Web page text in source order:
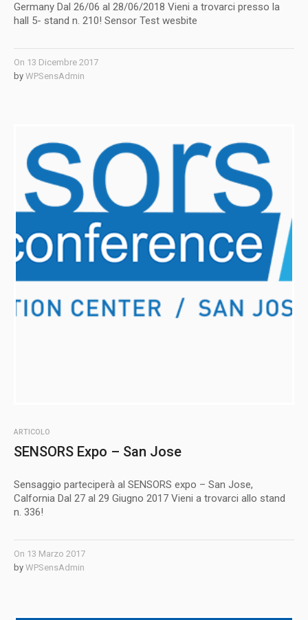
Germany Dal 26/06 al 28/06/2018 Vieni a trovarci presso la
hall 5- stand n. 210! Sensor Test wesbite
On 13 Dicembre 2017
by WPSensAdmin
ARTICOLO
SENSORS Expo – San Jose
Sensaggio parteciperà al SENSORS expo – San Jose,
Calfornia Dal 27 al 29 Giugno 2017 Vieni a trovarci allo stand
n. 336!
On 13 Marzo 2017
by WPSensAdmin